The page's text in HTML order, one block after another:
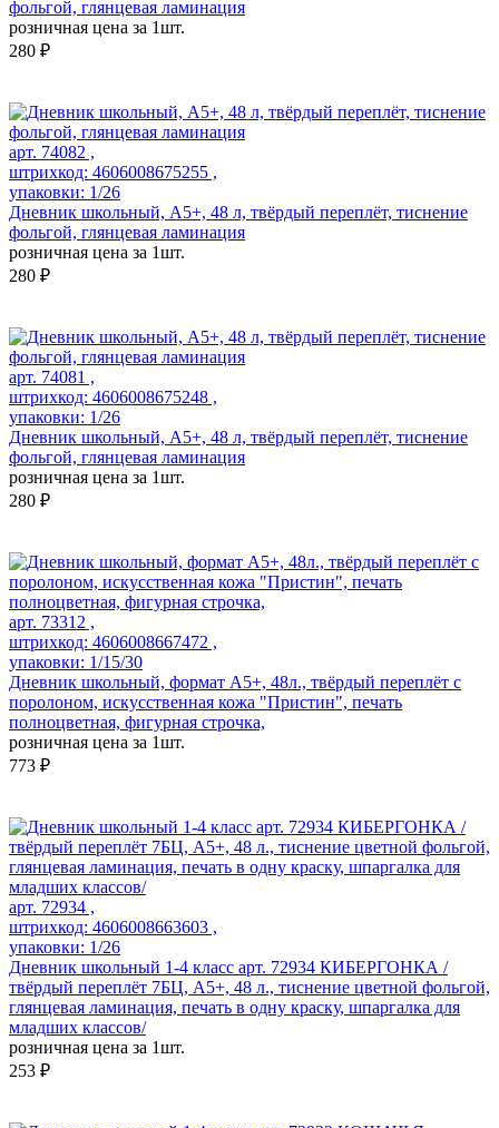
фольгой, глянцевая ламинация
розничная цена за 1шт.
280 ₽
арт. 74082 ,
штрихкод: 4606008675255 ,
упаковки: 1/26
Дневник школьный, А5+, 48 л, твёрдый переплёт, тиснение
фольгой, глянцевая ламинация
розничная цена за 1шт.
280 ₽
арт. 74081 ,
штрихкод: 4606008675248 ,
упаковки: 1/26
Дневник школьный, А5+, 48 л, твёрдый переплёт, тиснение
фольгой, глянцевая ламинация
розничная цена за 1шт.
280 ₽
арт. 73312 ,
штрихкод: 4606008667472 ,
упаковки: 1/15/30
Дневник школьный, формат А5+, 48л., твёрдый переплёт с
поролоном, искусственная кожа "Пристин", печать
полноцветная, фигурная строчка,
розничная цена за 1шт.
773 ₽
арт. 72934 ,
штрихкод: 4606008663603 ,
упаковки: 1/26
Дневник школьный 1-4 класс арт. 72934 КИБЕРГОНКА /
твёрдый переплёт 7БЦ, А5+, 48 л., тиснение цветной фольгой,
глянцевая ламинация, печать в одну краску, шпаргалка для
младших классов/
розничная цена за 1шт.
253 ₽